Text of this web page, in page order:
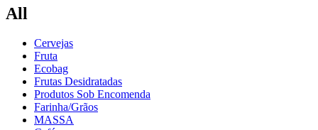
All
Cervejas
Fruta
Ecobag
Frutas Desidratadas
Produtos Sob Encomenda
Farinha/Grãos
MASSA